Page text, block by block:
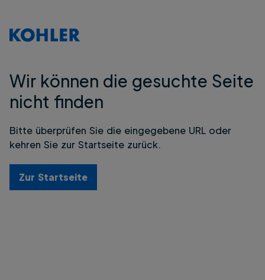
Wir können die gesuchte Seite
nicht finden
Bitte überprüfen Sie die eingegebene URL oder
kehren Sie zur Startseite zurück.
Zur Startseite